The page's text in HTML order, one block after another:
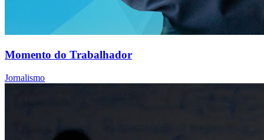
Momento do Trabalhador
Jornalismo